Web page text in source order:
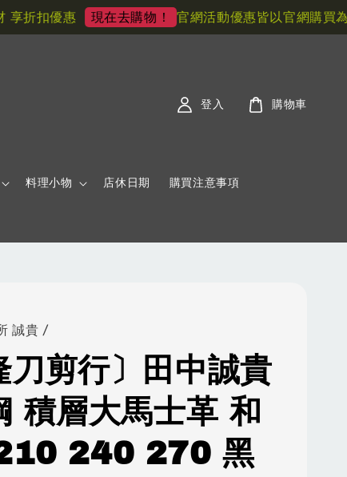
扣優惠 現在去購物！ 官網活動優惠皆以官網購買為主!
料理小物 店休日期 購買注意事項
登入 購物車
誠貴 /
刀剪行〕田中誠貴
積層大馬士革 和
240 270 黑